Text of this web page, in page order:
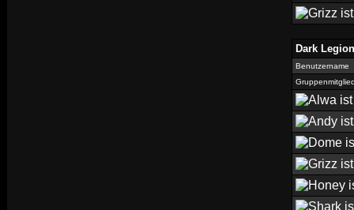
Dark
Benutzername